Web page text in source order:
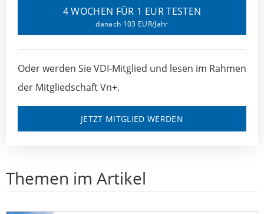
4 WOCHEN FÜR 1 EUR TESTEN
danach 103 EUR/Jahr
Oder werden Sie VDI-Mitglied und lesen im Rahmen
der Mitgliedschaft Vn+.
JETZT MITGLIED WERDEN
Themen im Artikel